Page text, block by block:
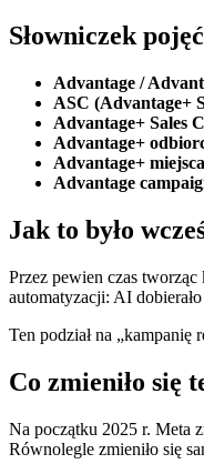
Słowniczek pojęć
Advantage /
ASC (Advantage+
Advantage+ Sales
Advantage+
Advantage+
Advantage
Jak to było
Przez pewien czas
automatyzacji: AI
Ten podział na
Co zmieniło się
Na początku 2025 r. Meta
Równolegle zmieniło się